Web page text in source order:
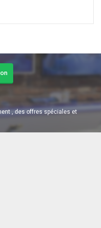
, des offres spéciales et